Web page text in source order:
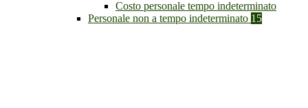
Costo personale tempo indeterminato
Personale non a tempo indeterminato 15